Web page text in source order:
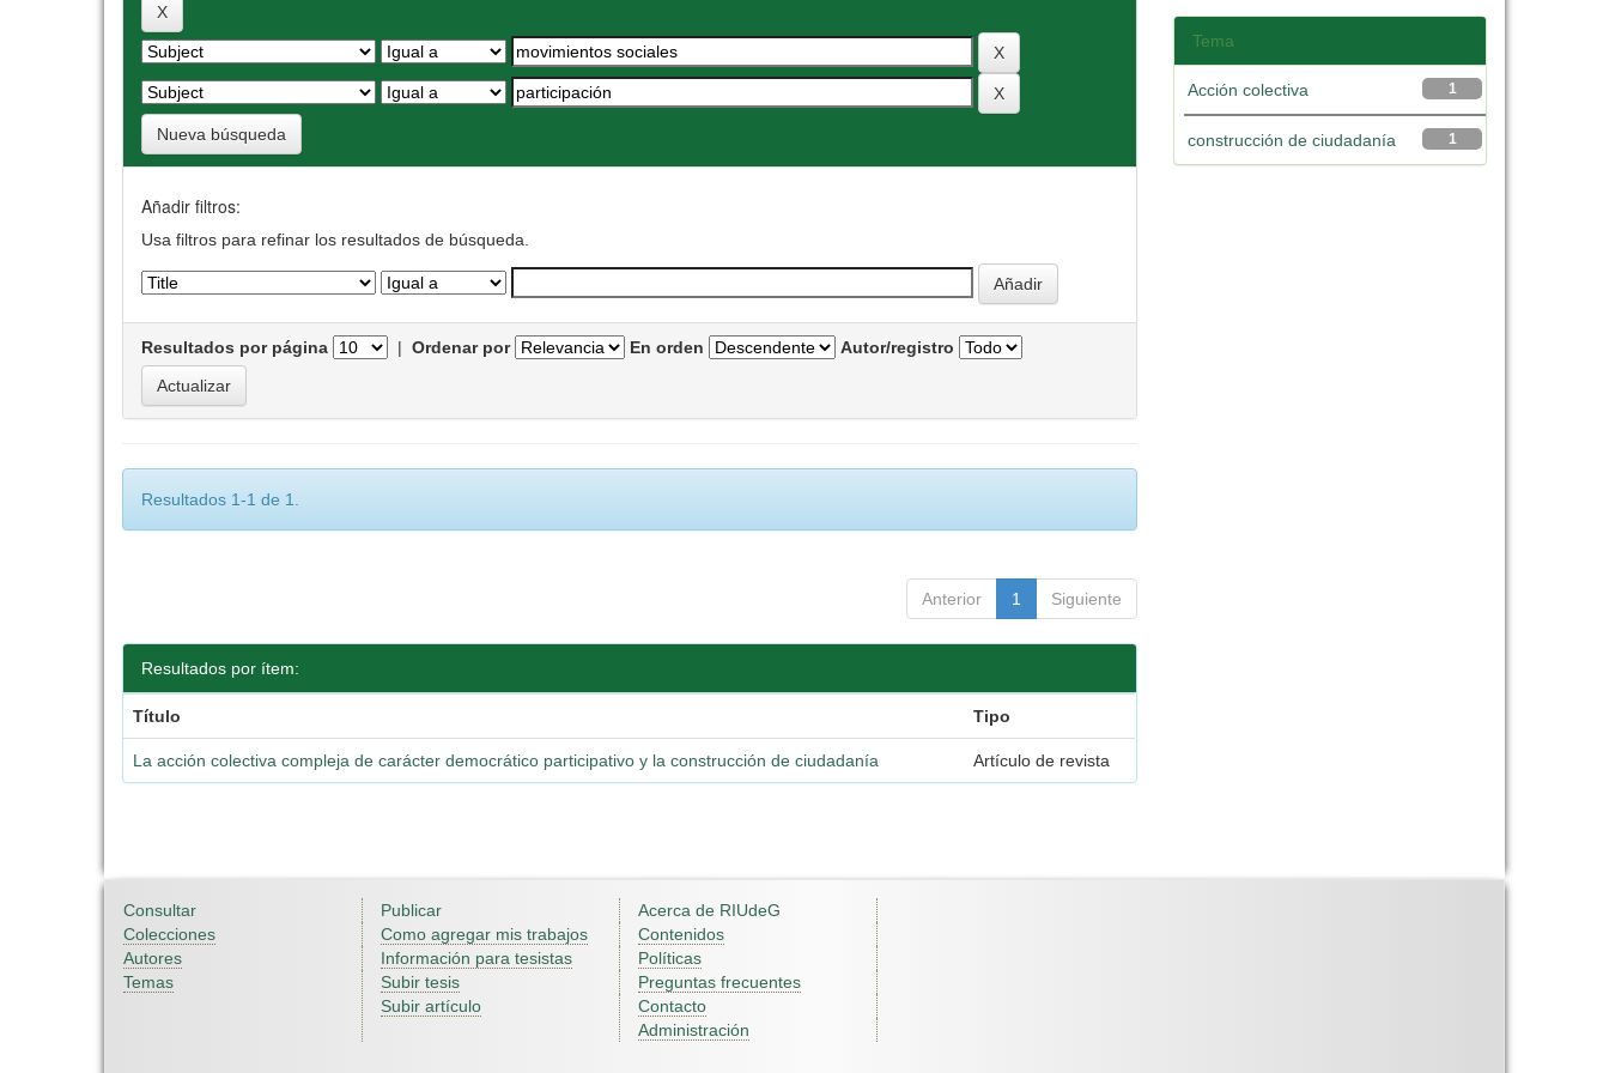
Nueva búsqueda
Añadir filtros:
Usa filtros para refinar los resultados de búsqueda.
Resultados por página | Ordenar por En orden Autor/registro
Resultados 1-1 de 1.
Anterior 1 Siguiente
Resultados por ítem:
Título Tipo
La acción colectiva compleja de carácter democrático participativo y la construcción de ciudadanía Artículo de revista
Tema
1
Acción colectiva
1
construcción de ciudadanía
Consultar
Colecciones
Autores
Temas
Publicar
Como agregar mis trabajos
Información para tesistas
Subir tesis
Subir artículo
Acerca de RIUdeG
Contenidos
Políticas
Preguntas frecuentes
Contacto
Administración